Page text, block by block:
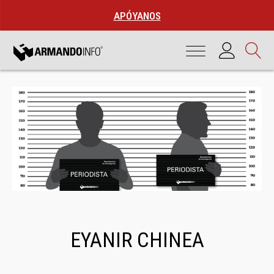
APÓYANOS
EYANIR CHINEA